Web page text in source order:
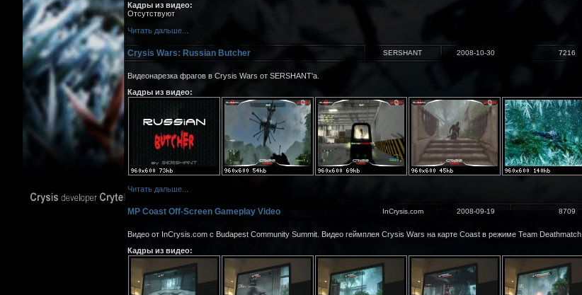
Кадры из видео:
Отсутствуют
Читать дальше...
Crysis Wars: Russian Butcher SERSHANT 2008-10-30 7216
Видеонарезка фрагов в Crysis Wars от SERSHANT'а.
Кадры из видео:
Читать дальше...
MP Coast Off-Screen Gameplay Video InCrysis.com 2008-09-19 8709
Видео от InCrysis.com c Budapest Community Summit. Видео геймплея Crysis Wars на карте Coast в режиме Team Deathmatch.
Кадры из видео: